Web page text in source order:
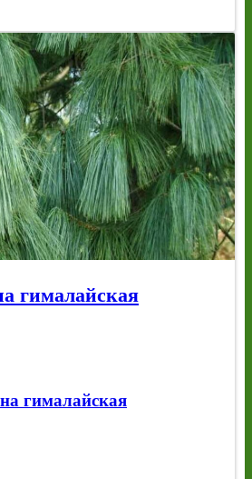
гималайская
гималайская